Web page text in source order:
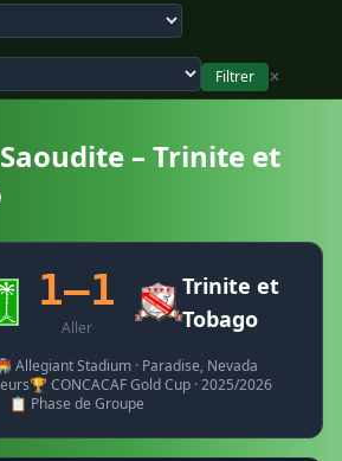
Filtrer
✕
– Trinite et
1–1
Aller
Trinite et
Tobago
Allegiant Stadium · Paradise, Nevada
🏆 CONCACAF Gold Cup · 2025/2026
📋 Phase de Groupe